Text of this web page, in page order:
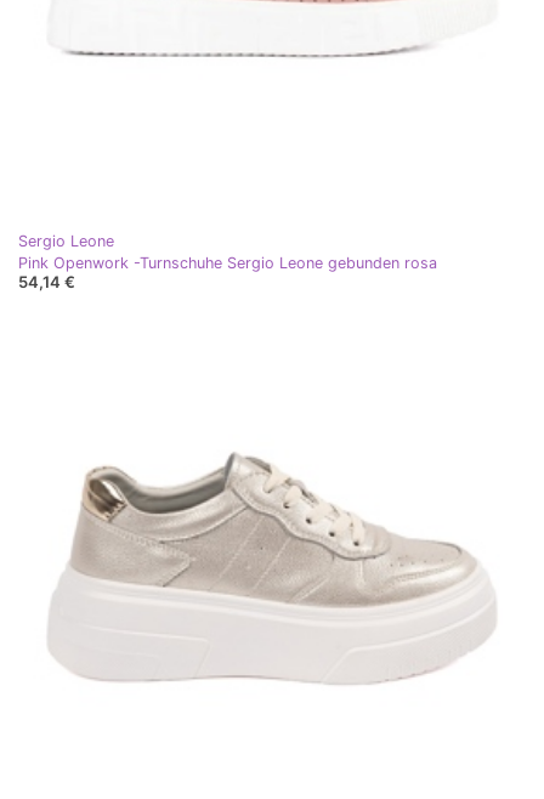
Sergio Leone
Pink Openwork -Turnschuhe Sergio Leone gebunden rosa
54,14 €